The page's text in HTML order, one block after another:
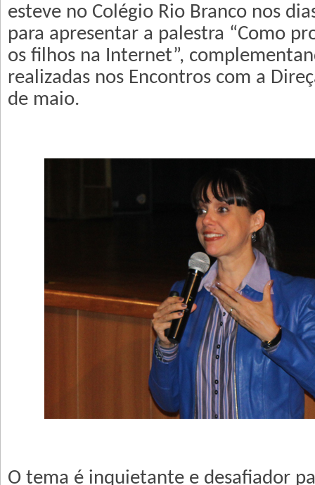
esteve no Colégio Rio Branco nos
para apresentar a palestra “Como
os filhos na Internet”,
realizadas nos Encontros com a
de maio.
O tema é inquietante e desafiador